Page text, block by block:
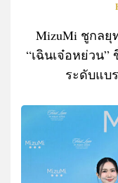
MizuMi ชูกลยุท
“เฉินเจ๋อหย่วน
ระดับแบ